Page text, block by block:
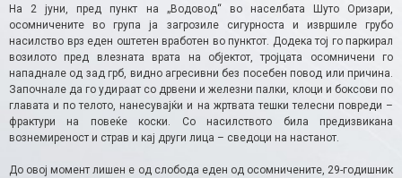
На 2 јуни, пред пункт на „Водовод“ во населбата Шуто Оризари,
осомничените во група ја загрозиле сигурноста и извршиле грубо
насилство врз еден оштетен вработен во пунктот. Додека тој го паркирал
возилото пред влезната врата на објектот, тројцата осомничени го
нападнале од зад грб, видно агресивни без посебен повод или причина.
Започнале да го удираат со дрвени и железни палки, клоци и боксови по
главата и по телото, нанесувајќи и на жртвата тешки телесни повреди –
фрактури на повеќе коски. Со насилството била предизвикана
вознемиреност и страв и кај други лица – сведоци на настанот.
До овој момент лишен е од слобода еден од осомничените, 29-годишник